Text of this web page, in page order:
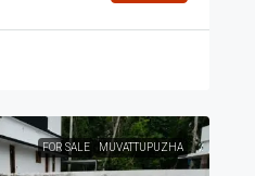
FOR SALE MUVATTUPUZHA